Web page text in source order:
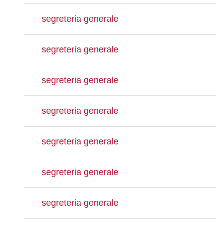
segreteria generale
segreteria generale
segreteria generale
segreteria generale
segreteria generale
segreteria generale
segreteria generale